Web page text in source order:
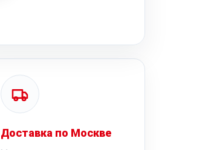
Доставка по Москве